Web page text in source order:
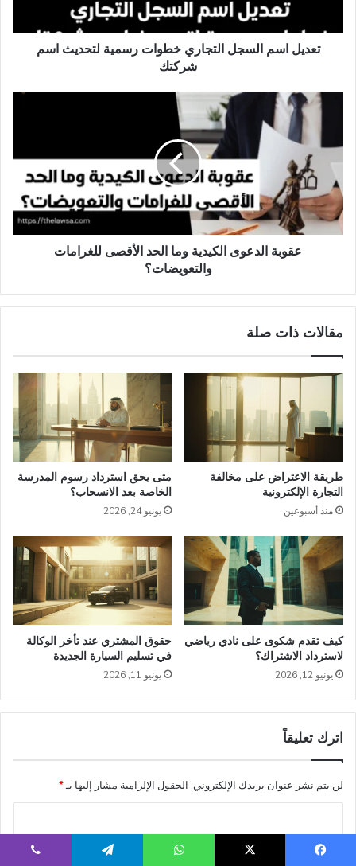
شركتك
تعديل اسم السجل التجاري خطوات رسمية لتحديث اسم
شركتك
عقوبة
الكيدية
وما
الحد
الأقصى
للغرامات
والتعويضات؟
عقوبة الدعوى الكيدية وما الحد الأقصى للغرامات
والتعويضات؟
مقالات ذات صلة
طريقة الاعتراض على مخالفة
التجارة الإلكترونية
منذ أسبوعين
متى يحق استرداد رسوم المدرسة
الخاصة بعد الانسحاب؟
يونيو 24, 2026
كيف تقدم شكوى على نادي رياضي
لاسترداد الاشتراك؟
يونيو 12, 2026
حقوق المشتري عند تأخر الوكالة
في تسليم السيارة الجديدة
يونيو 11, 2026
اترك تعليقاً
لن يتم نشر عنوان بريدك الإلكتروني. الحقول الإلزامية مشار إليها بـ*
ل